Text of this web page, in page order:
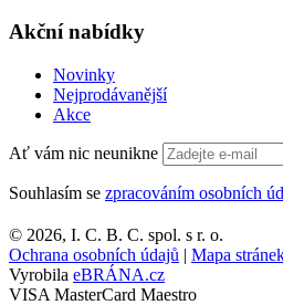
Akční nabídky
Novinky
Nejprodávanější
Akce
Ať vám nic neunikne
Souhlasím se zpracováním osobních
© 2026, I. C. B. C. spol. s r. o.
Ochrana osobních údajů | Mapa
Vyrobila eBRÁNA.cz
VISA MasterCard Maestro